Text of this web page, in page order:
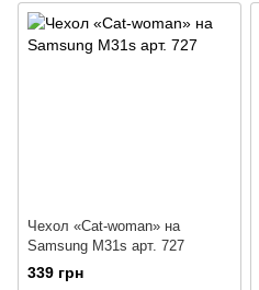
Чехол «Cat-woman» на
Samsung M31s арт. 727
339 грн